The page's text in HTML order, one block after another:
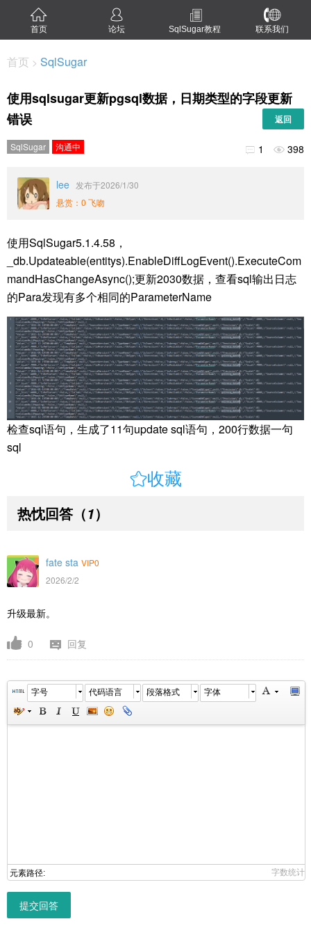
首页 论坛 SqlSugar教程 联系我们
首页 > SqlSugar
使用sqlsugar更新pgsql数据，日期类型的字段更新
错误
返回
SqlSugar 沟通中  1  398
lee 发布于2026/1/30
悬赏：0 飞吻
使用SqlSugar5.1.4.58，
_db.Updateable(entitys).EnableDiffLogEvent().ExecuteCom
mandHasChangeAsync();更新2030数据，查看sql输出日志
的Para发现有多个相同的ParameterName
检查sql语句，生成了11句update sql语句，200行数据一句
sql
收藏
热忱回答 （1）
fate sta VIP0
2026/2/2
升级最新。
0 回复
字号 代码语言 段落格式 字体
元素路径: 字数统计
提交回答